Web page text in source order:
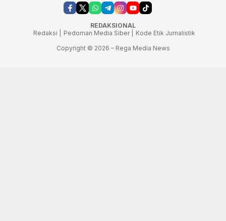
REDAKSIONAL
Redaksi |
Pedoman Media Siber |
Kode Etik Jurnalistik
Copyright © 2026 – Rega Media News